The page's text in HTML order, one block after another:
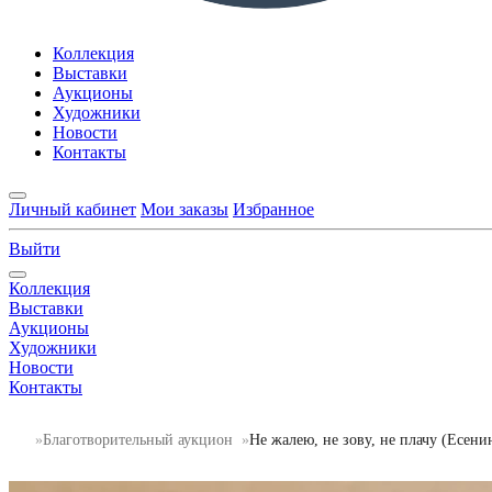
Коллекция
Выставки
Аукционы
Художники
Новости
Контакты
Личный кабинет Мои заказы Избранное
Выйти
Коллекция
Выставки
Аукционы
Художники
Новости
Контакты
Благотворительный аукцион Не жалею, не зову, не плачу